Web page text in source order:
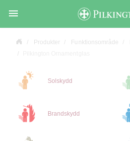

Produkter Funktionsområde
Solskydd
Brandskydd